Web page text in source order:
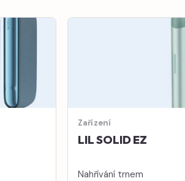
Zařízení
LIL SOLID EZ
Nahřívání trnem